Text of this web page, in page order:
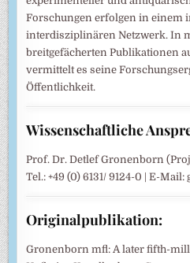
Forschungen erfolgen in einem
interdisziplinären Netzwerk. In
breitgefächerten Publikationen
vermittelt es seine
Öffentlichkeit.
Wissenschaftliche
Prof. Dr. Detlef Gronenborn
Tel.: +49 (0) 6131/ 9124-0 | E-
Originalpublikation:
Gronenborn mfl: A later fifth-